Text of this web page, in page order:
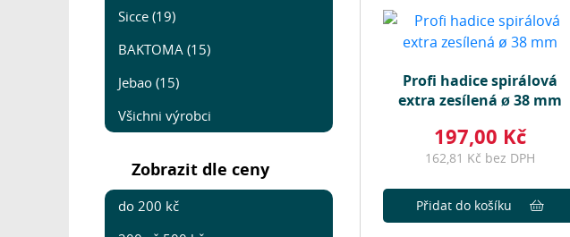
Sicce (19)
BAKTOMA (15)
Jebao (15)
Všichni výrobci
Zobrazit dle ceny
do 200 kč
Profi hadice spirálová
extra zesílená ø 38 mm
197,00 Kč
162,81 Kč bez DPH
Přidat do košíku